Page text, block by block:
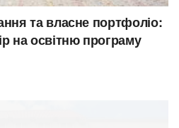
та власне портфоліо:
на освітню програму